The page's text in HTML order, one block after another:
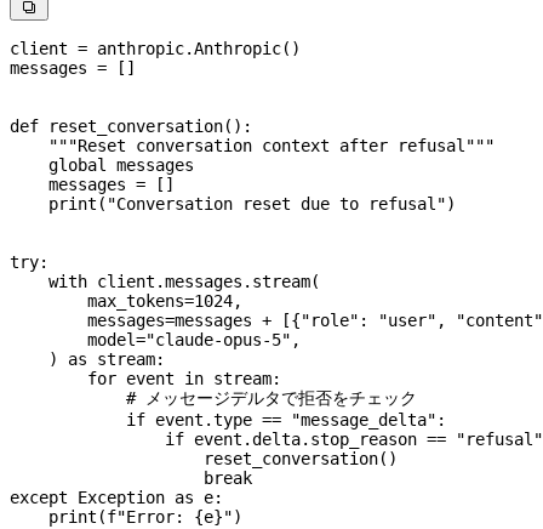

client = anthropic.Anthropic()
messages = []
def reset_conversation():
    """Reset conversation context after refusal"""
    global
messages
    messages
= []
    print
( "Conversation reset due to refusal")
try:
    with
client.messages.stream(
        max_tokens
=1024,
        messages
=messages + [{"role" : "user" ,
"content"
        model
="claude-opus-5" ,
    )
as stream:
        for
event in stream:
            # メッセージデルタで拒否をチェック
            if
event.type == "message_delta" :
                if
event.delta.stop_reason == "refusal"
                    reset_conversation()
                    break
except Exception as e:
    print
(f"Error: {e}")